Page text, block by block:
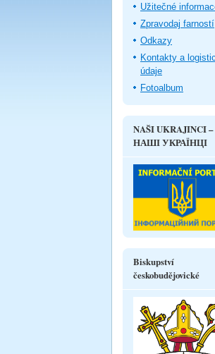
Užitečné
Zpravodaj farností
Odkazy
Kontakty a
údaje
Fotoalbum
NAŠI UKRAJINCI –
НАШІ УКРАЇНЦІ
Biskupství
českobudějovické